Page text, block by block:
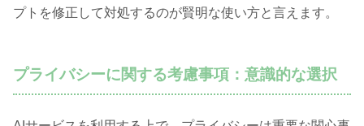
プトを修正して対処するのが賢明な使い方と言えます。
プライバシーに関する考慮事項：意識的な選択